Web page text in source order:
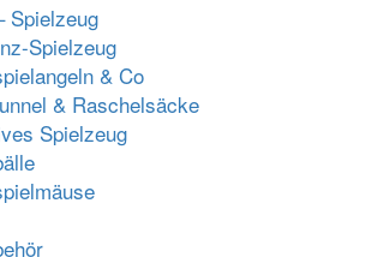
Spielzeug
Spielzeug
& Co
& Raschelsäcke
Spielzeug